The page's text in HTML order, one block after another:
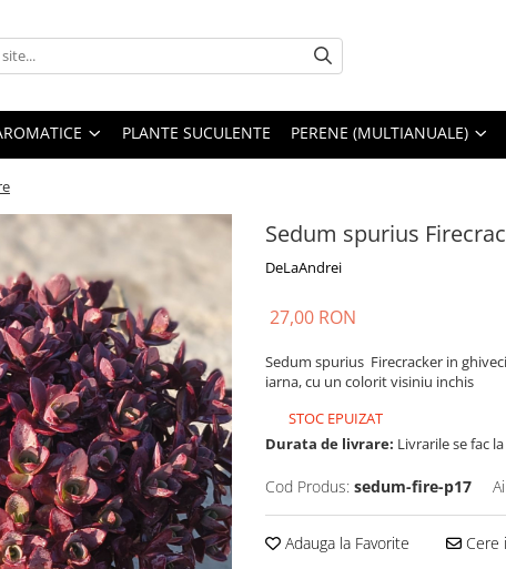
PLANTE SUCULENTE PERENE (MULTIANUALE)
Sedum spurius
DeLaAndrei
27,00 RON
Sedum spurius Firecracker in
iarna, cu un colorit visiniu inchis
STOC EPUIZAT
Durata de livrare: Livrarile se fac
Cod Produs: sedum-fire-p17
Adauga la Favorite Cere